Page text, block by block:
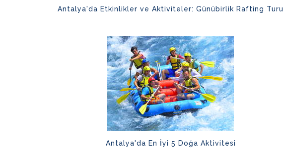
Antalya'da Etkinlikler ve Aktiviteler: Günübirlik Rafting Turu
Antalya'da En İyi 5 Doğa Aktivitesi